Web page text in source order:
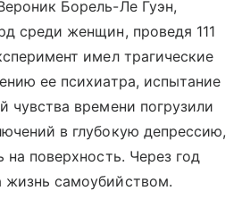
Борель-Ле Гуэн,
среди женщин, проведя 111
имел трагические
ее психиатра, испытание
чувства времени погрузили
в глубокую депрессию,
на поверхность. Через год
самоубийством.